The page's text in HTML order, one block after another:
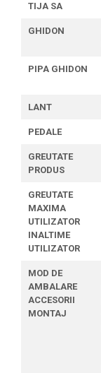
TIJA SA
GHIDON
PIPA GHIDON
LANT
PEDALE
GREUTATE
PRODUS
GREUTATE
MAXIMA
UTILIZATOR
INALTIME
UTILIZATOR
MOD DE
AMBALARE
ACCESORII
MONTAJ